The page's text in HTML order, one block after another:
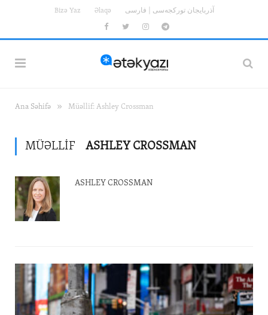
Bizə Yaz Əlaqə آذربایجان تورکجه‌سی | فارسی
FacebookTwitterInstagramTelegram
Ana Səhifə » Müəllif: Ashley Crossman
MÜƏLLIF ASHLEY CROSSMAN
ASHLEY CROSSMAN